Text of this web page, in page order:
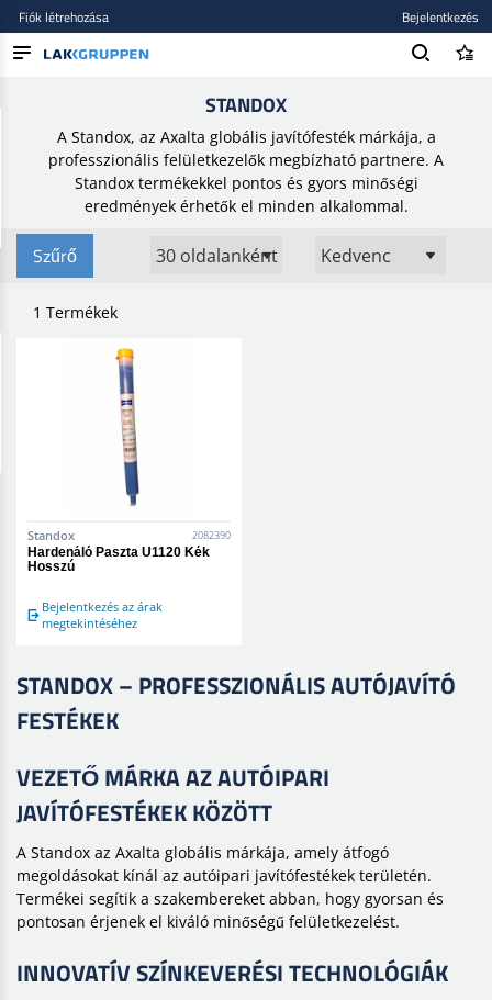
BLOG
ÚJ BEKERÜLT
Fiók létrehozása Bejelentkezés
STANDOX
A Standox, az Axalta globális javítófesték márkája, a
professzionális felületkezelők megbízható partnere. A
Standox termékekkel pontos és gyors minőségi
eredmények érhetők el minden alkalommal.
Szűrő
1 Termékek
Standox 2082390
Hardenáló Paszta U1120 Kék
Hosszú
Bejelentkezés az árak
megtekintéséhez
STANDOX – PROFESSZIONÁLIS AUTÓJAVÍTÓ
FESTÉKEK
VEZETŐ MÁRKA AZ AUTÓIPARI
JAVÍTÓFESTÉKEK KÖZÖTT
A Standox az Axalta globális márkája, amely átfogó
megoldásokat kínál az autóipari javítófestékek területén.
Termékei segítik a szakembereket abban, hogy gyorsan és
pontosan érjenek el kiváló minőségű felületkezelést.
INNOVATÍV SZÍNKEVERÉSI TECHNOLÓGIÁK